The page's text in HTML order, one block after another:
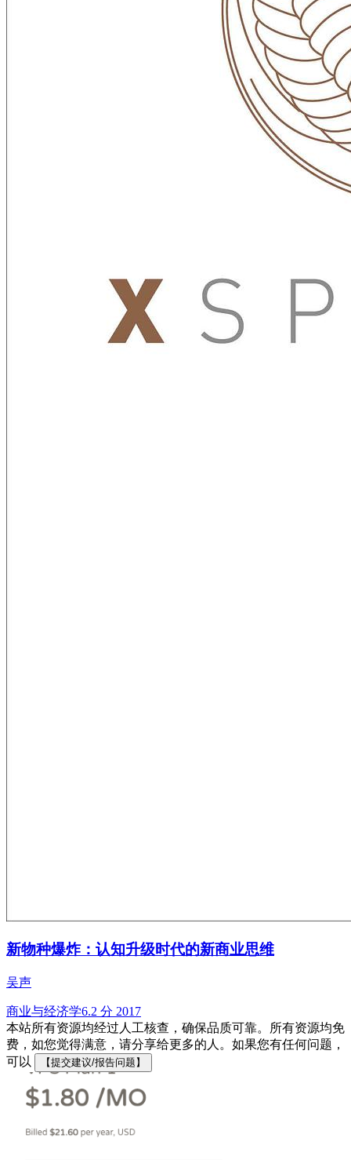
新物种爆炸：认知升级时代的新商业思维
吴声
商业与经济学6.2 分 2017
本站所有资源均经过人工核查，确保品质可靠。所有资源均免
费，如您觉得满意，请分享给更多的人。如果您有任何问题，
可以
【提交建议/报告问题】